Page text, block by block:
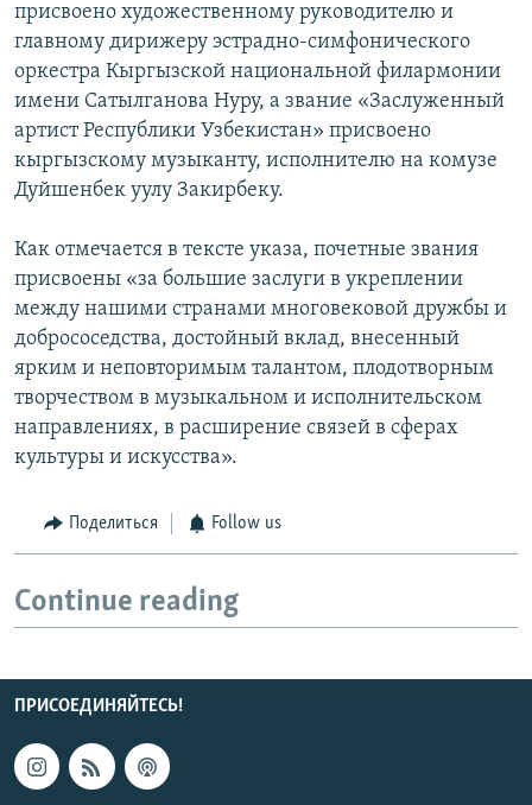
присвоено художественному руководителю и
главному дирижеру эстрадно-симфонического
оркестра Кыргызской национальной филармонии
имени Сатылганова Нуру, а звание «Заслуженный
артист Республики Узбекистан» присвоено
кыргызскому музыканту, исполнителю на комузе
Дуйшенбек уулу Закирбеку.
Как отмечается в тексте указа, почетные звания
присвоены «за большие заслуги в укреплении
между нашими странами многовековой дружбы и
добрососедства, достойный вклад, внесенный
ярким и неповторимым талантом, плодотворным
творчеством в музыкальном и исполнительском
направлениях, в расширение связей в сферах
культуры и искусства».
Поделиться Follow us
Continue reading
ПРИСОЕДИНЯЙТЕСЬ!